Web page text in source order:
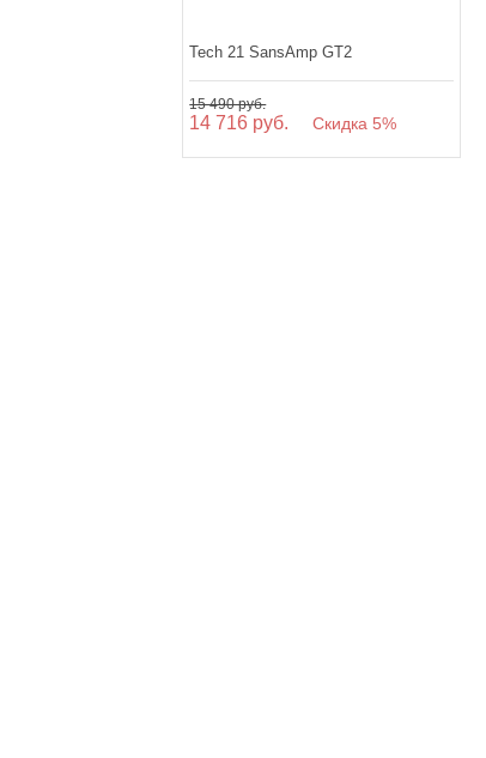
Tech 21 SansAmp GT2
15 490 руб.
14 716 руб. Скидка 5%